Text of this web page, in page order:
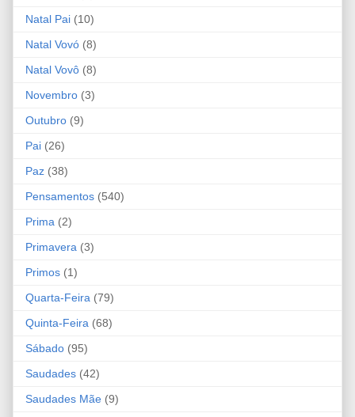
Natal Pai (10)
Natal Vovó (8)
Natal Vovô (8)
Novembro (3)
Outubro (9)
Pai (26)
Paz (38)
Pensamentos (540)
Prima (2)
Primavera (3)
Primos (1)
Quarta-Feira (79)
Quinta-Feira (68)
Sábado (95)
Saudades (42)
Saudades Mãe (9)